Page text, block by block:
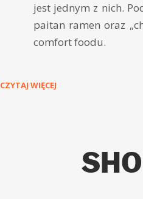
jest jednym z nich.
paitan ramen oraz
comfort foodu.
CZYTAJ WIĘCEJ